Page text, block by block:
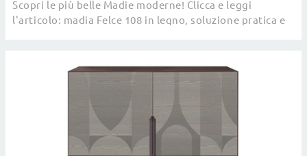
Scopri le più belle Madie moderne! Clicca e leggi
l'articolo: madia Felce 108 in legno, soluzione pratica e